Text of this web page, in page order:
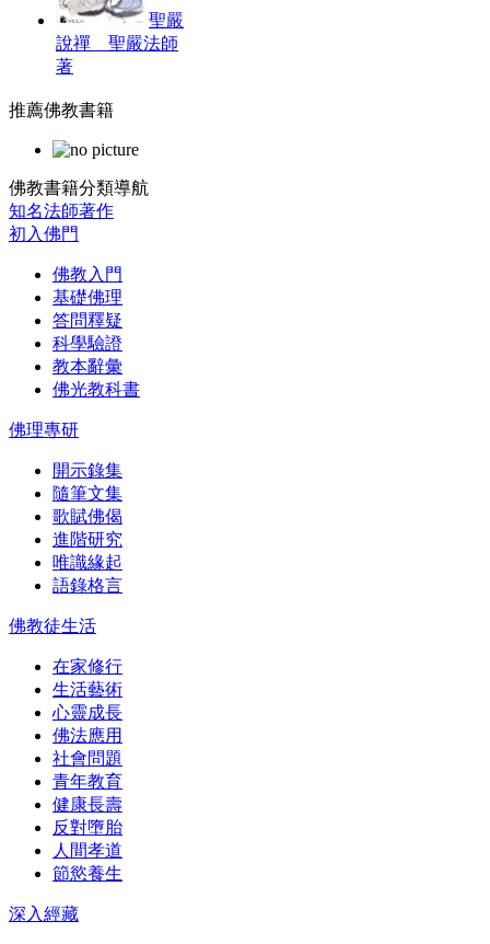
聖嚴
說禪 聖嚴法師
著
推薦佛教書籍
佛教書籍分類導航
知名法師著作
初入佛門
佛教入門
基礎佛理
答問釋疑
科學驗證
教本辭彙
佛光教科書
佛理專研
開示錄集
隨筆文集
歌賦佛偈
進階研究
唯識緣起
語錄格言
佛教徒生活
在家修行
生活藝術
心靈成長
佛法應用
社會問題
青年教育
健康長壽
反對墮胎
人間孝道
節慾養生
深入經藏